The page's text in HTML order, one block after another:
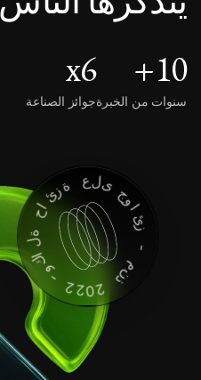
10
+
سنوات من الخبرة
6
x
جوائز الصناعة
و
ك
ا
ة
ح
ائ
ز ة على
ج
و
ا
ز
-
منذ 2
0
2
2
-